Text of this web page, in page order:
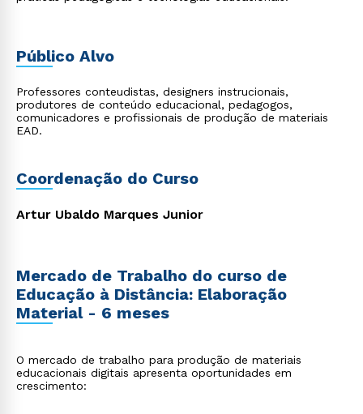
Público Alvo
Professores conteudistas, designers instrucionais,
produtores de conteúdo educacional, pedagogos,
comunicadores e profissionais de produção de materiais
EAD.
Coordenação do Curso
Artur Ubaldo Marques Junior
Mercado de Trabalho do curso de
Educação à Distância: Elaboração
Material - 6 meses
O mercado de trabalho para produção de materiais
educacionais digitais apresenta oportunidades em
crescimento: